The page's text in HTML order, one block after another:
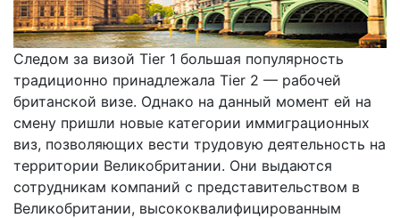
Следом за визой Tier 1 большая популярность
традиционно принадлежала Tier 2 — рабочей
британской визе. Однако на данный момент ей на
смену пришли новые категории иммиграционных
виз, позволяющих вести трудовую деятельность на
территории Великобритании. Они выдаются
сотрудникам компаний с представительством в
Великобритании, высококвалифицированным